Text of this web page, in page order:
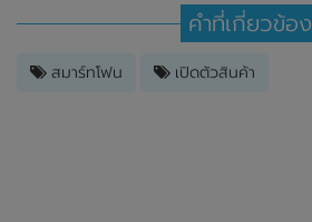
คำที่เกี่ยวข้อง
สมาร์ทโฟน เปิดตัวสินค้า